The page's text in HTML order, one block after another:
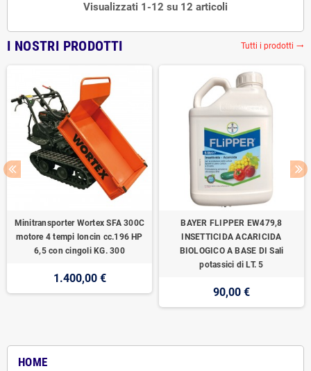
HOME
Visualizzati 1-12 su 12 articoli
I NOSTRI PRODOTTI Tutti i prodotti trending_flat
Minitransporter Wortex SFA 300C
motore 4 tempi loncin cc.196 HP
6,5 con cingoli KG. 300
1.400,00 €
BAYER FLIPPER EW479,8
INSETTICIDA ACARICIDA
BIOLOGICO A BASE DI Sali
potassici di LT. 5
90,00 €